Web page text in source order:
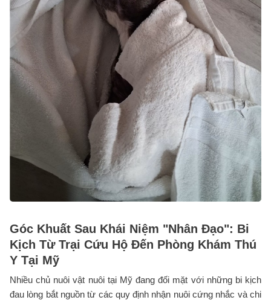
Góc Khuất Sau Khái Niệm "Nhân Đạo": Bi
Kịch Từ Trại Cứu Hộ Đến Phòng Khám Thú
Y Tại Mỹ
Nhiều chủ nuôi vật nuôi tại Mỹ đang đối mặt với những bi kịch
đau lòng bắt nguồn từ các quy định nhận nuôi cứng nhắc và chi